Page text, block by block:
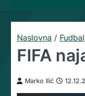
Naslovna / Fudbal
FIFA
Marko Ilić